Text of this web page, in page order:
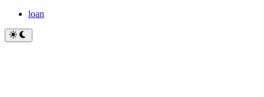
loan
Cambiar
a